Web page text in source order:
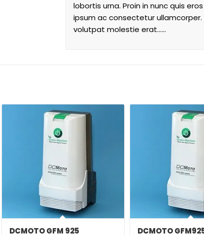
lobortis urna. Proin in nunc quis
ipsum ac consectetur
volutpat molestie erat……
DCMOTO GFM 925
DCMOTO